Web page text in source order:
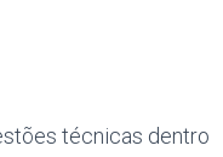
técnicas dentro